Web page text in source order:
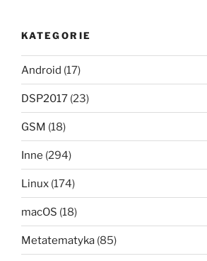
KATEGORIE
Android (17)
DSP2017 (23)
GSM (18)
Inne (294)
Linux (174)
macOS (18)
Metatematyka (85)